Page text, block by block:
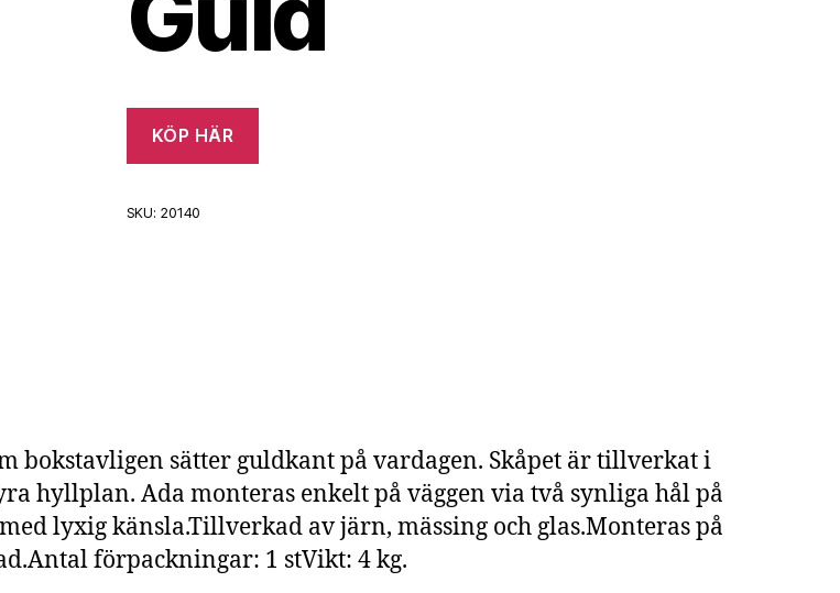
KÖP HÄR
SKU: 20140
bokstavligen sätter guldkant på vardagen. Skåpet är tillverkat i
hyllplan. Ada monteras enkelt på väggen via två synliga hål på
lyxig känsla.Tillverkad av järn, mässing och glas.Monteras på
förpackningar: 1 stVikt: 4 kg.